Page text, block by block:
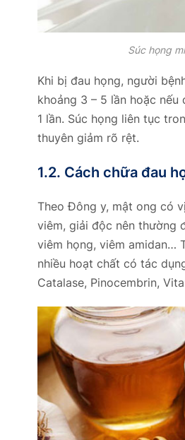
Súc họng
Khi bị đau họng, người
khoảng 3 – 5 lần hoặc
1 lần. Súc họng liên tục
thuyên giảm rõ rệt.
1.2. Cách chữa đau
Theo Đông y, mật ong có
viêm, giải độc nên thường
viêm họng, viêm amidan…
nhiều hoạt chất có tác
Catalase, Pinocembrin,